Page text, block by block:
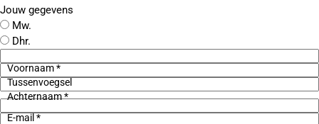
Jouw gegevens
Mw.
Dhr.
Voornaam *
Tussenvoegsel
Achternaam *
E-mail *